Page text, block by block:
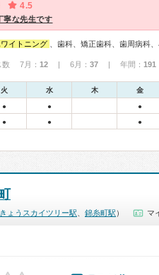
4.5
寧な先生です
ワイトニング 、歯科、矯正歯科、歯周病科
数 7月： 12 | 6月： 37 | 年間： 191
火 水 木 金
● ● ●
● ● ●
ょうスカイツリー駅 錦糸町駅 ） マ